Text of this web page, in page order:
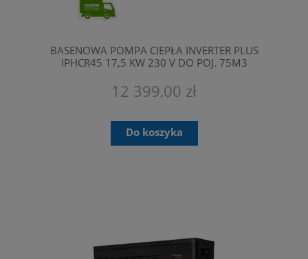
BASENOWA POMPA CIEPŁA INVERTER PLUS
IPHCR45 17,5 KW 230 V DO POJ. 75M3
12 399,00 zł
Do koszyka